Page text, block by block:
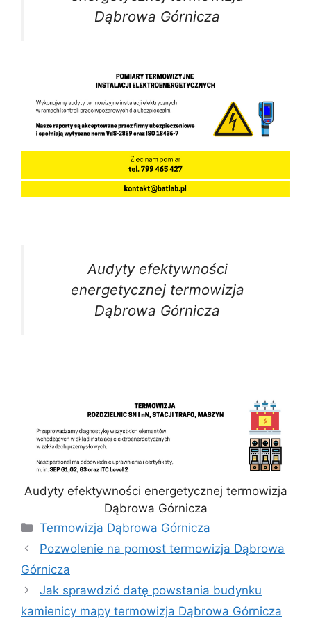
Dąbrowa Górnicza
Audyty efektywności
energetycznej termowizja
Dąbrowa Górnicza
Audyty efektywności energetycznej termowizja
Dąbrowa Górnicza
Kategorie
Termowizja Dąbrowa Górnicza
Pozwolenie na pomost termowizja Dąbrowa
Górnicza
Jak sprawdzić datę powstania budynku
kamienicy mapy termowizja Dąbrowa Górnicza